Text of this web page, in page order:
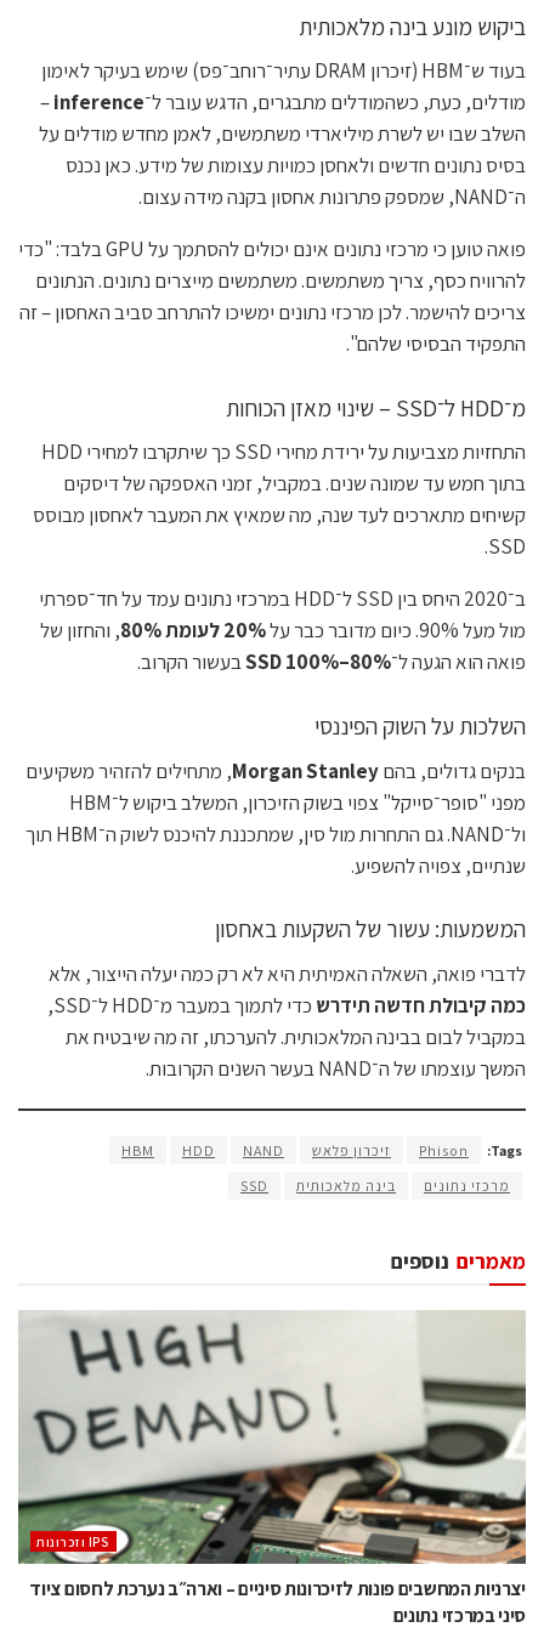
ביקוש מונע בינה מלאכותית
בעוד ש־HBM (זיכרון DRAM עתיר־רוחב־פס) שימש בעיקר לאימון
מודלים, כעת, כשהמודלים מתבגרים, הדגש עובר ל־inference
–
השלב שבו יש לשרת מיליארדי משתמשים, לאמן מחדש מודלים על
בסיס נתונים חדשים ולאחסן כמויות עצומות של מידע. כאן נכנס
ה־NAND, שמספק פתרונות אחסון בקנה מידה עצום.
פואה טוען כי מרכזי נתונים אינם יכולים להסתמך על GPU בלבד: "כדי
להרוויח כסף, צריך משתמשים. משתמשים מייצרים נתונים. הנתונים
צריכים להישמר. לכן מרכזי נתונים ימשיכו להתרחב סביב האחסון – זה
התפקיד הבסיסי שלהם".
מ־HDD ל־SSD – שינוי מאזן הכוחות
התחזיות מצביעות על ירידת מחירי SSD כך שיתקרבו למחירי HDD
בתוך חמש עד שמונה שנים. במקביל, זמני האספקה של דיסקים
קשיחים מתארכים לעד שנה, מה שמאיץ את המעבר לאחסון מבוסס
SSD.
ב־2020 היחס בין SSD ל־HDD במרכזי נתונים עמד על חד־ספרתי
מול מעל 90%. כיום מדובר כבר על
20% לעומת 80%
, והחזון של
פואה הוא הגעה ל־80%–100% SSD בעשור הקרוב.
השלכות על השוק הפיננסי
בנקים גדולים, בהםMorgan Stanley, מתחילים להזהיר משקיעים
מפני "סופר־סייקל" צפוי בשוק הזיכרון, המשלב ביקוש ל־HBM
ול־NAND. גם התחרות מול סין, שמתכננת להיכנס לשוק ה־HBM תוך
שנתיים, צפויה להשפיע.
המשמעות: עשור של השקעות באחסון
לדברי פואה, השאלה האמיתית היא לא רק כמה יעלה הייצור, אלא
כמה קיבולת חדשה תידרש
כדי לתמוך במעבר מ־HDD ל־SSD,
במקביל לבום בבינה המלאכותית. להערכתו, זה מה שיבטיח את
המשך עוצמתו של ה־NAND בעשר השנים הקרובות.
Tags:
Phison זיכרון פלאש NAND
HDD
HBM
מרכזי נתונים
בינה מלאכותית SSD
נוספים מאמרים
יצרניות המחשבים פונות לזיכרונות סיניים – וארה״ב נערכת לחסום ציוד
סיני במרכזי נתונים